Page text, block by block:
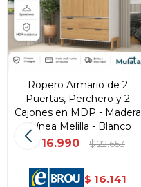
Ropero Armario de 2
Puertas, Perchero y 2
Cajones en MDP - Madera
- Línea Melilla - Blanco
$ 16.990 $ 22.653
$ 16.141